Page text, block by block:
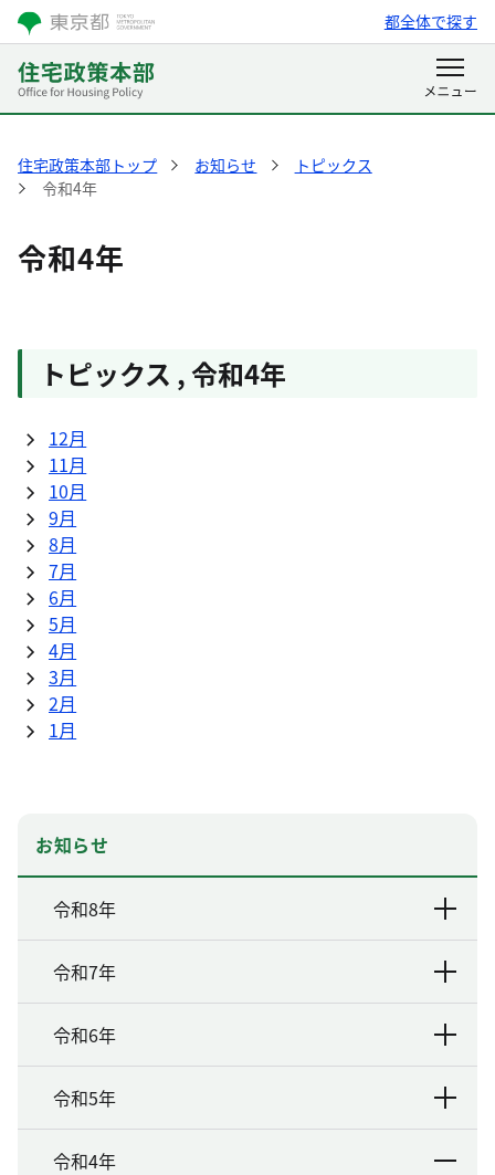
都全体で探す
住宅政策本部トップ お知らせ
トピックス
令和4年
令和4年
トピックス , 令和4年
12月
11月
10月
9月
8月
7月
6月
5月
4月
3月
2月
1月
お知らせ
令和8年
令和7年
令和6年
令和5年
令和4年